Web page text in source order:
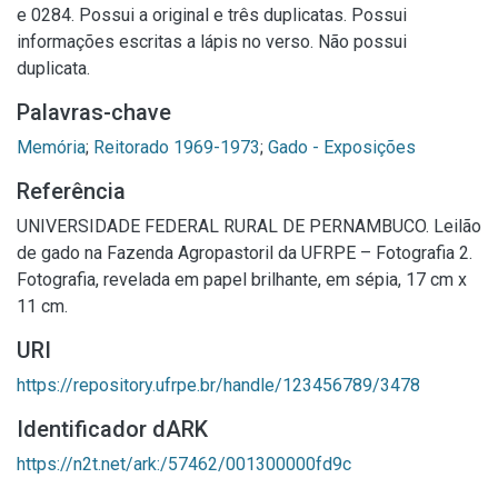
e 0284. Possui a original e três duplicatas. Possui
informações escritas a lápis no verso. Não possui
duplicata.
Palavras-chave
Memória; Reitorado 1969-1973; Gado - Exposições
Referência
UNIVERSIDADE FEDERAL RURAL DE PERNAMBUCO. Leilão
de gado na Fazenda Agropastoril da UFRPE – Fotografia 2.
Fotografia, revelada em papel brilhante, em sépia, 17 cm x
11 cm.
URI
https://repository.ufrpe.br/handle/123456789/3478
Identificador dARK
https://n2t.net/ark:/57462/001300000fd9c